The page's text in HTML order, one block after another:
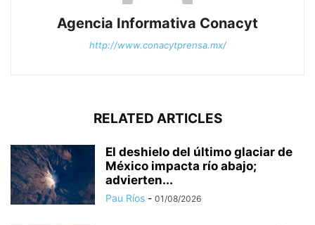
Agencia Informativa Conacyt
http://www.conacytprensa.mx/
RELATED ARTICLES
El deshielo del último glaciar de
México impacta río abajo;
advierten...
Pau Ríos - 01/08/2026